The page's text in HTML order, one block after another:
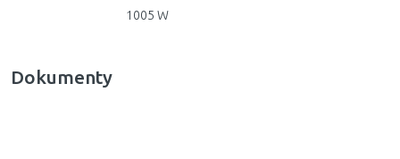
1005 W
Dokumenty